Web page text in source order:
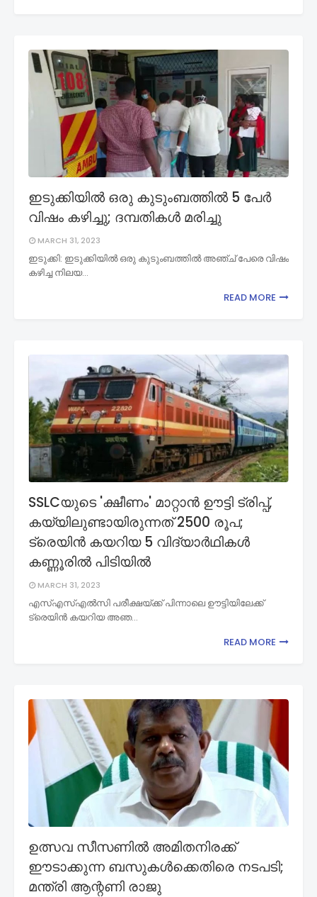
ഇടുക്കിയില്‍ ഒരു കുടുംബത്തില്‍ 5 പേര്‍
വിഷം കഴിച്ചു; ദമ്പതികള്‍ മരിച്ചു
MARCH 31, 2023
ഇടുക്കി: ഇടുക്കിയില്‍ ഒരു കുടുംബത്തില്‍ അഞ്ച് പേരെ വിഷം
കഴിച്ച നിലയ…
READ MORE
SSLCയുടെ 'ക്ഷീണം' മാറ്റാന്‍ ഊട്ടി ട്രിപ്പ്,
കയ്യിലുണ്ടായിരുന്നത് 2500 രൂപ;
ട്രെയിന്‍ കയറിയ 5 വിദ്യാര്‍ഥികള്‍
കണ്ണൂരില്‍ പിടിയില്‍
MARCH 31, 2023
എസ്എസ്എല്‍സി പരീക്ഷയ്ക്ക് പിന്നാലെ ഊട്ടിയിലേക്ക്
ട്രെയിന്‍ കയറിയ അഞ…
READ MORE
ഉത്സവ സീസണിൽ അമിതനിരക്ക്
ഈടാക്കുന്ന ബസുകൾക്കെതിരെ നടപടി;
മന്ത്രി ആന്റണി രാജു